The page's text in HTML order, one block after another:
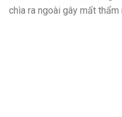
chìa ra ngoài gây mất